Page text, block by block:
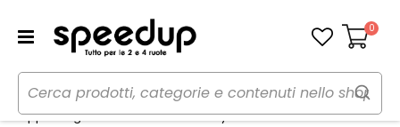
Carrello
0
Home Auto Accessori interni e comfort
Tappeti
Tappeti in gomma-Pvc universale Kyoto - LAMPA